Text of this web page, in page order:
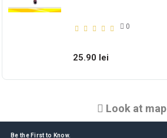
0
25.90 lei
Look at map
Be the First to Know.